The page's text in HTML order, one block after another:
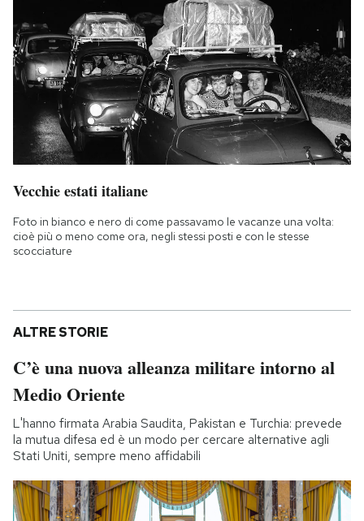
Vecchie estati italiane
Foto in bianco e nero di come passavamo le vacanze una volta:
cioè più o meno come ora, negli stessi posti e con le stesse
scocciature
ALTRE STORIE
C’è una nuova alleanza militare intorno al
Medio Oriente
L'hanno firmata Arabia Saudita, Pakistan e Turchia: prevede
la mutua difesa ed è un modo per cercare alternative agli
Stati Uniti, sempre meno affidabili